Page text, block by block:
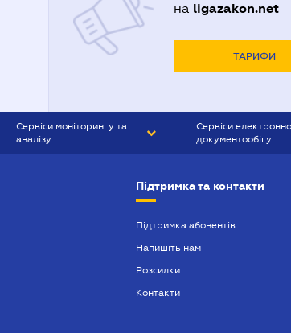
на ligazakon.net
ТАРИФИ
Сервіси моніторингу та
аналізу
Сервіси
документообігу
Підтримка та контакти
Підтримка абонентів
Напишіть нам
Розсилки
Контакти